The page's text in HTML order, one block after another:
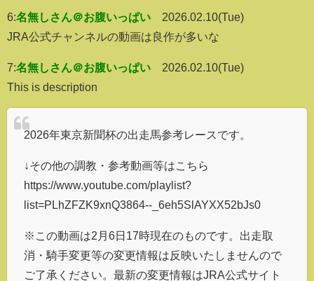
6:名無しさん＠お腹いっぱい
2026.02.10(Tue)
JRA公式チャンネルの動画は良作が多いな
7:名無しさん＠お腹いっぱい
2026.02.10(Tue)
This is description
2026年東京新聞杯の出走馬参考レースです。
↓その他の調教・参考動画等はこちら
https://www.youtube.com/playlist?
list=PLhZFZK9xnQ3864--_6eh5SlAYXX52bJs0
※この動画は2月6日17時現在のものです。出走取
消・騎手変更等の変更情報は反映いたしませんので
ご了承ください。最新の変更情報はJRA公式サイト